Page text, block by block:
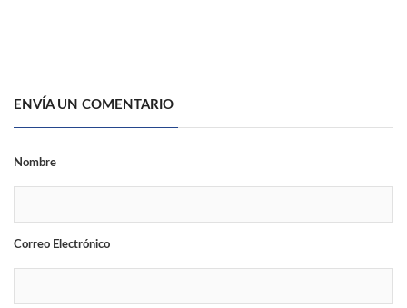
ENVÍA UN COMENTARIO
Nombre
Correo Electrónico